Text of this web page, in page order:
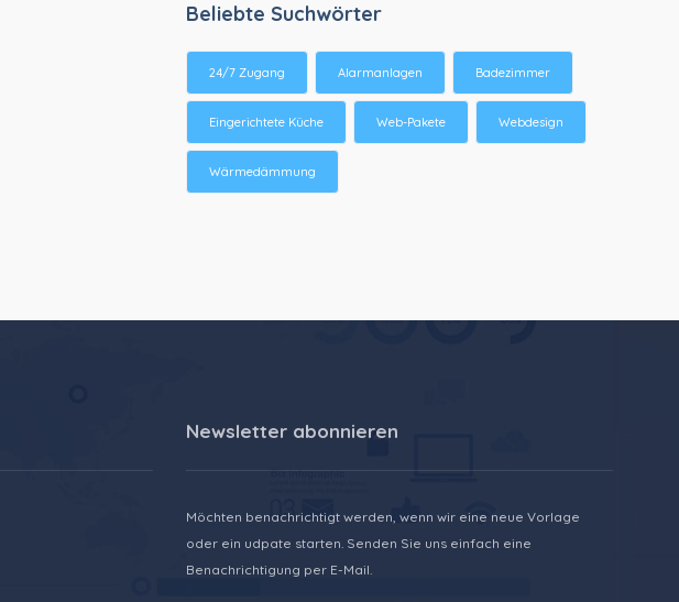
Beliebte Suchwörter
24/7 Zugang Alarmanlagen Badezimmer
Eingerichtete Küche Web-Pakete Webdesign
Wärmedämmung
Newsletter abonnieren
Möchten benachrichtigt werden, wenn wir eine neue Vorlage
oder ein udpate starten. Senden Sie uns einfach eine
Benachrichtigung per E-Mail.